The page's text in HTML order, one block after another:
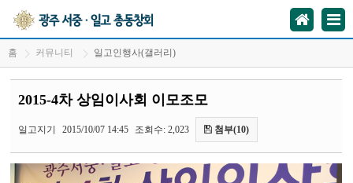
홈 커뮤니티 일고인행사(갤러리)
2015-4차 상임이사회 이모조모
일고지기 2015/10/07 14:45 조회수: 2,023 첨부(10)